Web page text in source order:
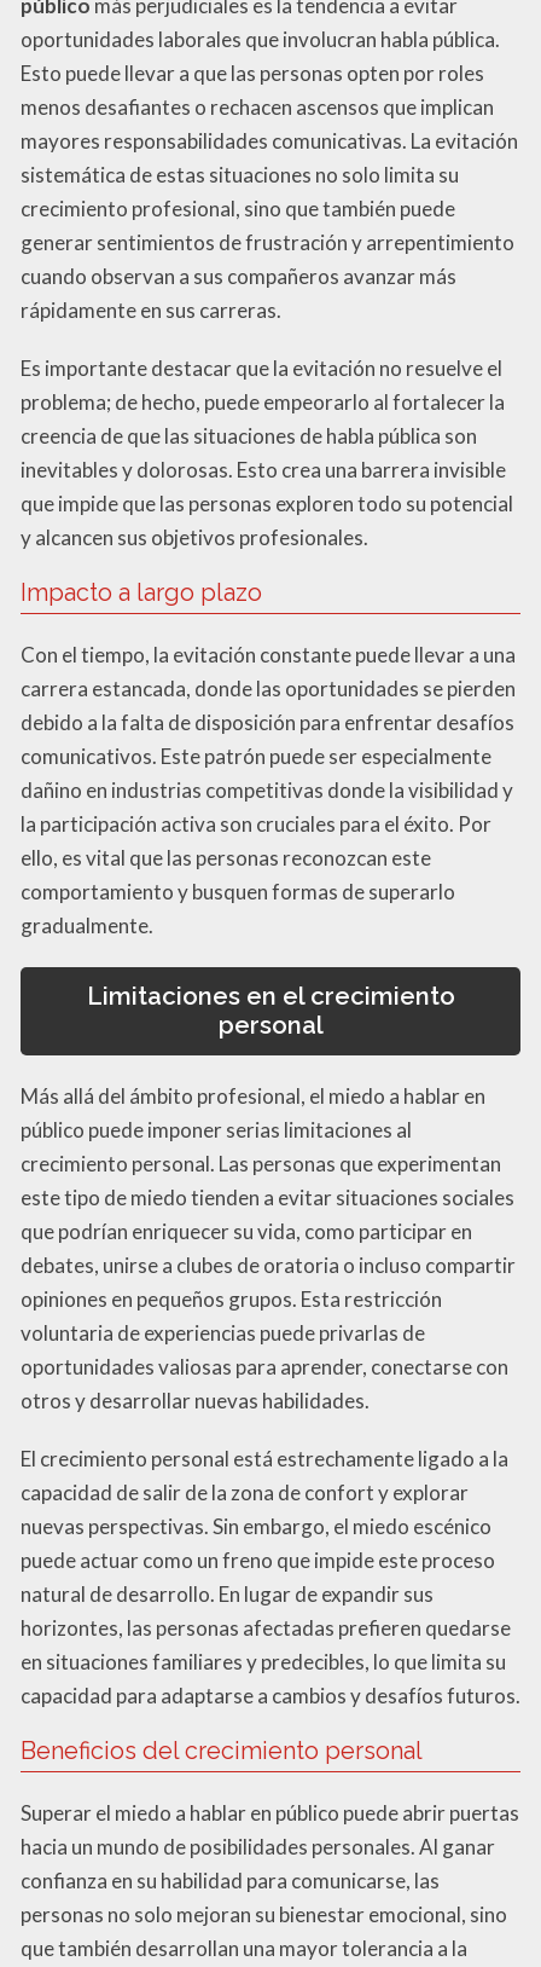
público más perjudiciales es la tendencia a evitar
oportunidades laborales que involucran habla pública.
Esto puede llevar a que las personas opten por roles
menos desafiantes o rechacen ascensos que implican
mayores responsabilidades comunicativas. La evitación
sistemática de estas situaciones no solo limita su
crecimiento profesional, sino que también puede
generar sentimientos de frustración y arrepentimiento
cuando observan a sus compañeros avanzar más
rápidamente en sus carreras.
Es importante destacar que la evitación no resuelve el
problema; de hecho, puede empeorarlo al fortalecer la
creencia de que las situaciones de habla pública son
inevitables y dolorosas. Esto crea una barrera invisible
que impide que las personas exploren todo su potencial
y alcancen sus objetivos profesionales.
Impacto a largo plazo
Con el tiempo, la evitación constante puede llevar a una
carrera estancada, donde las oportunidades se pierden
debido a la falta de disposición para enfrentar desafíos
comunicativos. Este patrón puede ser especialmente
dañino en industrias competitivas donde la visibilidad y
la participación activa son cruciales para el éxito. Por
ello, es vital que las personas reconozcan este
comportamiento y busquen formas de superarlo
gradualmente.
Limitaciones en el crecimiento
personal
Más allá del ámbito profesional, el miedo a hablar en
público puede imponer serias limitaciones al
crecimiento personal. Las personas que experimentan
este tipo de miedo tienden a evitar situaciones sociales
que podrían enriquecer su vida, como participar en
debates, unirse a clubes de oratoria o incluso compartir
opiniones en pequeños grupos. Esta restricción
voluntaria de experiencias puede privarlas de
oportunidades valiosas para aprender, conectarse con
otros y desarrollar nuevas habilidades.
El crecimiento personal está estrechamente ligado a la
capacidad de salir de la zona de confort y explorar
nuevas perspectivas. Sin embargo, el miedo escénico
puede actuar como un freno que impide este proceso
natural de desarrollo. En lugar de expandir sus
horizontes, las personas afectadas prefieren quedarse
en situaciones familiares y predecibles, lo que limita su
capacidad para adaptarse a cambios y desafíos futuros.
Beneficios del crecimiento personal
Superar el miedo a hablar en público puede abrir puertas
hacia un mundo de posibilidades personales. Al ganar
confianza en su habilidad para comunicarse, las
personas no solo mejoran su bienestar emocional, sino
que también desarrollan una mayor tolerancia a la